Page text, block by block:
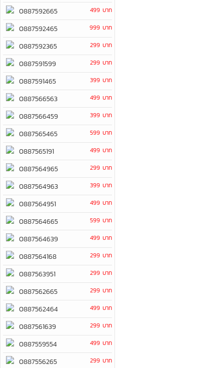
0887592665 499 บาท
0887592465 999 บาท
0887592365 299 บาท
0887591599 299 บาท
0887591465 399 บาท
0887566563 499 บาท
0887566459 399 บาท
0887565465 599 บาท
0887565191 499 บาท
0887564965 299 บาท
0887564963 399 บาท
0887564951 499 บาท
0887564665 599 บาท
0887564639 499 บาท
0887564168 299 บาท
0887563951 299 บาท
0887562665 299 บาท
0887562464 499 บาท
0887561639 299 บาท
0887559554 499 บาท
0887556265 299 บาท